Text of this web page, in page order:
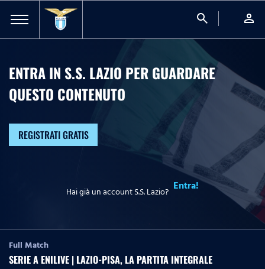
search person
ENTRA IN S.S. LAZIO PER GUARDARE
QUESTO CONTENUTO
REGISTRATI GRATIS
Hai già un account S.S. Lazio? Entra!
Full Match
SERIE A ENILIVE | LAZIO-PISA, LA PARTITA INTEGRALE